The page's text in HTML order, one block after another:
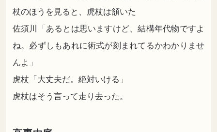
杖のほうを見ると、虎杖は頷いた
佐須川「あるとは思いますけど、結構年代物ですよ
ね。必ずしもあれに術式が刻まれてるかわかりませ
んよ」
虎杖「大丈夫だ。絶対いける」
虎杖はそう言って走り去った。